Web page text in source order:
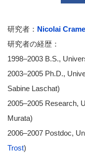
研究者： Nicolai
研究者の経歴：
1998–2003 B.S.,
2003–2005 Ph.D.,
Sabine Laschat)
2005–2005 Research,
Murata)
2006–2007 Postdoc,
Trost)